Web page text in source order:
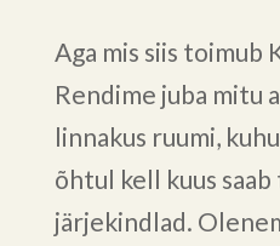
Aga mis siis toimub
Rendime juba mitu
linnakus ruumi,
õhtul kell kuus
järjekindlad.